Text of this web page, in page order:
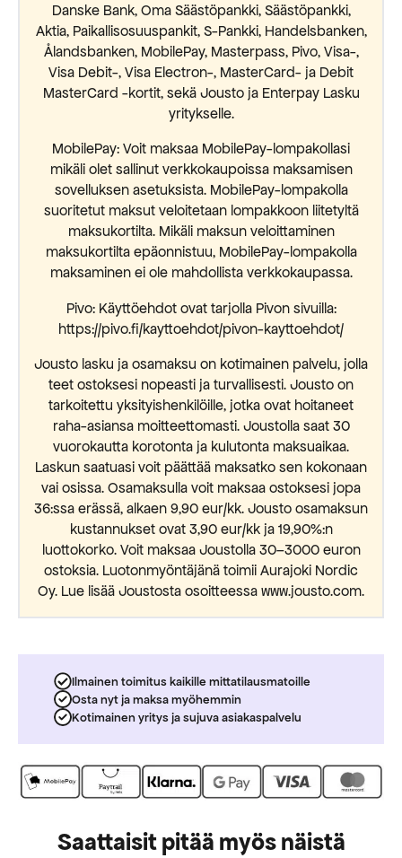
Danske Bank, Oma Säästöpankki, Säästöpankki,
Aktia, Paikallisosuuspankit, S-Pankki, Handelsbanken,
Ålandsbanken, MobilePay, Masterpass, Pivo, Visa-,
Visa Debit-, Visa Electron-, MasterCard- ja Debit
MasterCard -kortit, sekä Jousto ja Enterpay Lasku
yritykselle.
MobilePay: Voit maksaa MobilePay-lompakollasi
mikäli olet sallinut verkkokaupoissa maksamisen
sovelluksen asetuksista. MobilePay-lompakolla
suoritetut maksut veloitetaan lompakkoon liitetyltä
maksukortilta. Mikäli maksun veloittaminen
maksukortilta epäonnistuu, MobilePay-lompakolla
maksaminen ei ole mahdollista verkkokaupassa.
Pivo: Käyttöehdot ovat tarjolla Pivon sivuilla:
https://pivo.fi/kayttoehdot/pivon-kayttoehdot/
Jousto lasku ja osamaksu on kotimainen palvelu, jolla
teet ostoksesi nopeasti ja turvallisesti. Jousto on
tarkoitettu yksityishenkilöille, jotka ovat hoitaneet
raha-asiansa moitteettomasti. Joustolla saat 30
vuorokautta korotonta ja kulutonta maksuaikaa.
Laskun saatuasi voit päättää maksatko sen kokonaan
vai osissa. Osamaksulla voit maksaa ostoksesi jopa
36:ssa erässä, alkaen 9,90 eur/kk. Jousto osamaksun
kustannukset ovat 3,90 eur/kk ja 19,90%:n
luottokorko. Voit maksaa Joustolla 30–3000 euron
ostoksia. Luotonmyöntäjänä toimii Aurajoki Nordic
Oy. Lue lisää Joustosta osoitteessa www.jousto.com.
Ilmainen toimitus kaikille mittatilausmatoille
Osta nyt ja maksa myöhemmin
Kotimainen yritys ja sujuva asiakaspalvelu
Saattaisit pitää myös näistä